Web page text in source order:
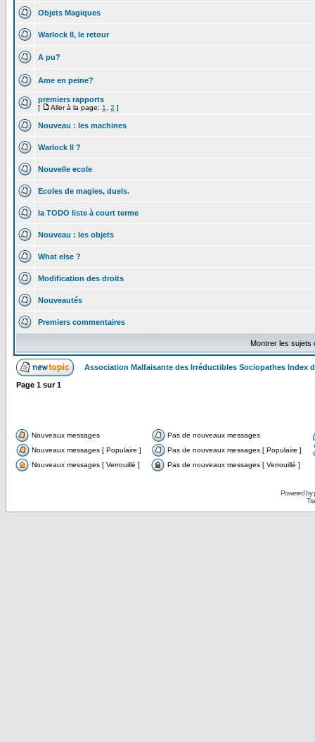
Objets Magiques
Warlock II, le retour
A pu?
Ame en peine?
premiers rapports
[ Aller à la page: 1 2 ]
Nouveau : les machines
Warlock II ?
Nouvelle ecole
Ecoles de magies, duels.
la TODO liste à court terme
Nouveau : les objets
What else ?
Modification des droits
Nouveautés
Premiers commentaires
Montrer les sujets
Association Malfaisante des Irréductibles Sociopathes Index
Page 1 sur1
Nouveaux messages
Pas de nouveaux messages
Nouveaux messages [ Populaire ]
Pas de nouveaux messages [ Populaire ]
Nouveaux messages [ Verrouillé ]
Pas de nouveaux messages [ Verrouillé ]
Powered by